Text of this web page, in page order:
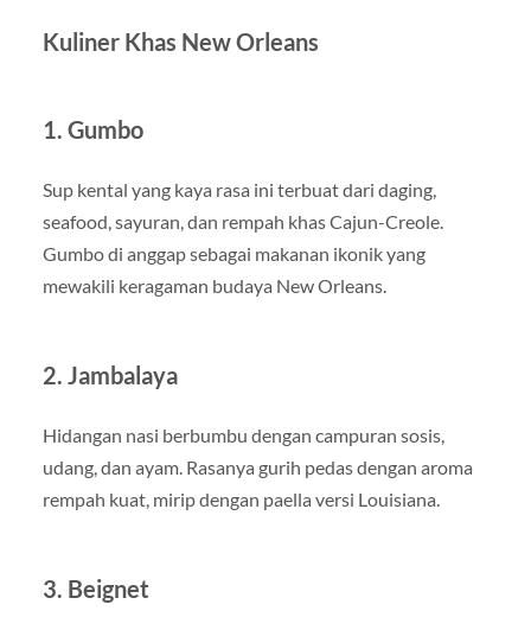
Kuliner Khas New Orleans
1. Gumbo
Sup kental yang kaya rasa ini terbuat dari daging,
seafood, sayuran, dan rempah khas Cajun-Creole.
Gumbo di anggap sebagai makanan ikonik yang
mewakili keragaman budaya New Orleans.
2. Jambalaya
Hidangan nasi berbumbu dengan campuran sosis,
udang, dan ayam. Rasanya gurih pedas dengan aroma
rempah kuat, mirip dengan paella versi Louisiana.
3. Beignet